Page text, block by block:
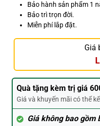
Bảo hành sản phẩm 1
Bảo trì trọn đời.
Miễn phí lắp đặt.
Giá
Quà tặng kèm trị giá
Giá và khuyến mãi có thể
Giá không bao gồm